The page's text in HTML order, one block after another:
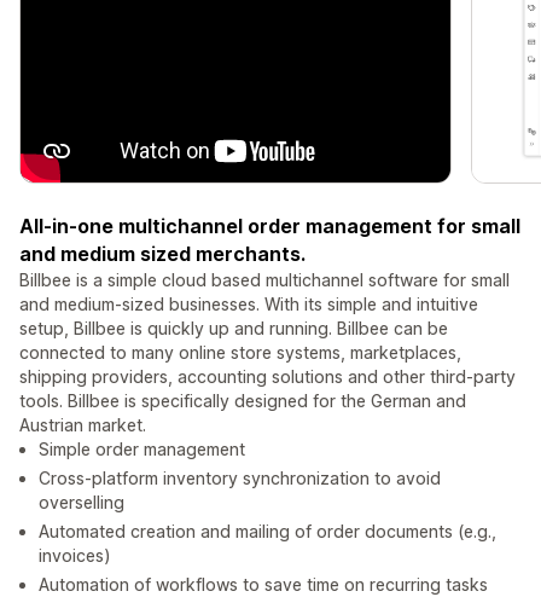
All-in-one multichannel order management for small
and medium sized merchants.
Billbee is a simple cloud based multichannel software for small
and medium-sized businesses. With its simple and intuitive
setup, Billbee is quickly up and running. Billbee can be
connected to many online store systems, marketplaces,
shipping providers, accounting solutions and other third-party
tools. Billbee is specifically designed for the German and
Austrian market.
Simple order management
Cross-platform inventory synchronization to avoid
overselling
Automated creation and mailing of order documents (e.g.,
invoices)
Automation of workflows to save time on recurring tasks